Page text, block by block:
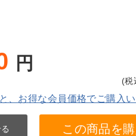
円
(税
、お得な会員価格でご購入い
この商品を